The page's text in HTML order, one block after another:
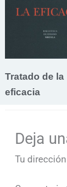
Tratado de la
eficacia
Deja
Tu